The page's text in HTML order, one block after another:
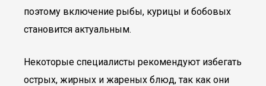
поэтому включение рыбы, курицы и бобовых
становится актуальным.
Некоторые специалисты рекомендуют избегать
острых, жирных и жареных блюд, так как они